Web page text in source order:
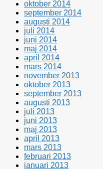
oktober 2014
september 2014
augusti 2014
juli 2014
juni 2014
maj 2014
april 2014
mars 2014
november 2013
oktober 2013
september 2013
augusti 2013
juli 2013
juni 2013
maj 2013
april 2013
mars 2013
februari 2013
januari 2013